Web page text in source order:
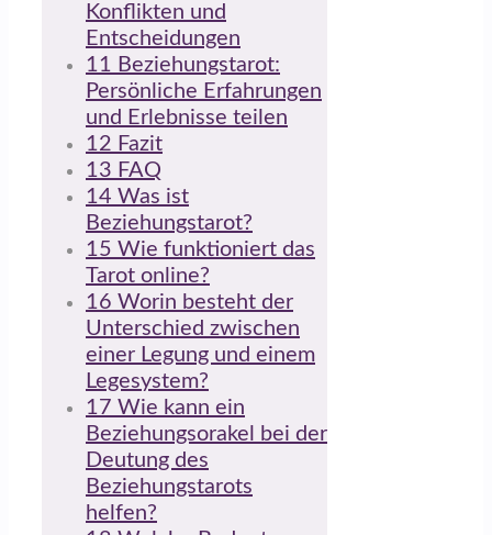
Konflikten und
Entscheidungen
11 Beziehungstarot:
Persönliche Erfahrungen
und Erlebnisse teilen
12 Fazit
13 FAQ
14 Was ist
Beziehungstarot?
15 Wie funktioniert das
Tarot online?
16 Worin besteht der
Unterschied zwischen
einer Legung und einem
Legesystem?
17 Wie kann ein
Beziehungsorakel bei der
Deutung des
Beziehungstarots
helfen?